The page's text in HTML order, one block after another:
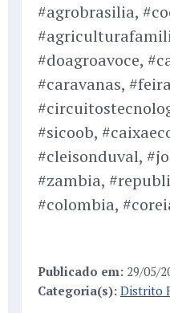
#agrobrasilia,
#doagroavoce,
#caravanas,
#sicoob,
#cleisonduval,
#zambia,
#colombia,
Publicado em: 29/05/
Categoria(s): Distrito